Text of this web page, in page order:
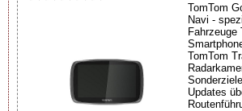
TomTom
Navi -
Fahrzeuge
TomTom
Updates